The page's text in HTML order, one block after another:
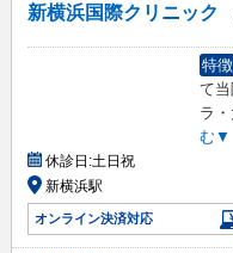
新横浜国際クリニック
特徴
て
ラ
む▼
休診日:土日祝
新横浜駅
オンライン決済対応